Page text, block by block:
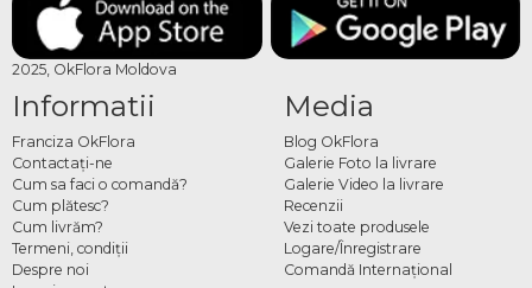
2025, OkFlora Moldova
Informatii
Franciza OkFlora
Contactaţi-ne
Cum sa faci o comandă?
Cum plătesc?
Cum livrăm?
Termeni, condiţii
Despre noi
Media
Blog OkFlora
Galerie Foto la livrare
Galerie Video la livrare
Recenzii
Vezi toate produsele
Logare/Înregistrare
Comandă Internațional